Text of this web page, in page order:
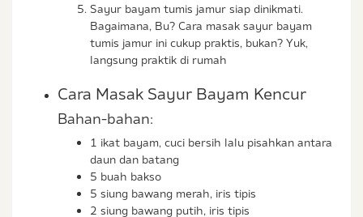
Sayur bayam tumis jamur siap dinikmati.
Bagaimana, Bu? Cara masak sayur bayam
tumis jamur ini cukup praktis, bukan? Yuk,
langsung praktik di rumah
Cara Masak Sayur Bayam Kencur
Bahan-bahan:
1 ikat bayam, cuci bersih lalu pisahkan antara
daun dan batang
5 buah bakso
5 siung bawang merah, iris tipis
2 siung bawang putih, iris tipis